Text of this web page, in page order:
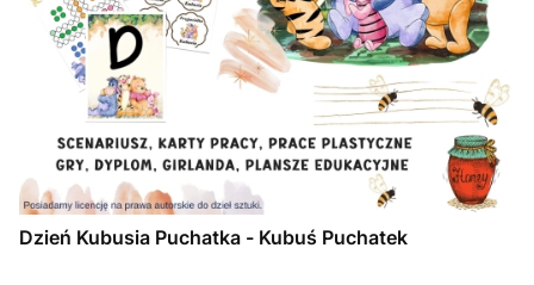
Dzień Kubusia Puchatka - Kubuś Puchatek